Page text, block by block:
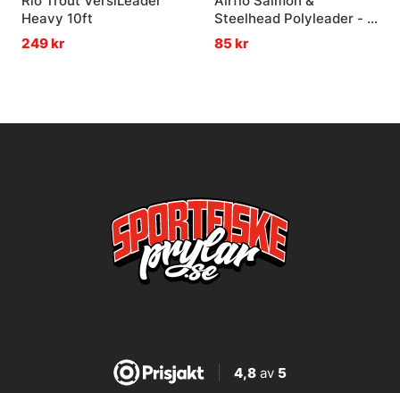
Heavy 10ft
249 kr
Steelhead Polyleader - 5'
Clear Hover
85 kr
4,8av 5